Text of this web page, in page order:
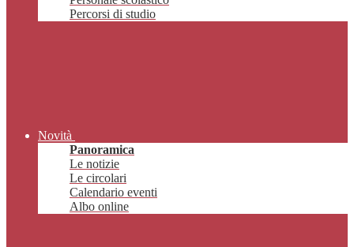
Percorsi di studio
Novità
Panoramica
Le notizie
Le circolari
Calendario eventi
Albo online